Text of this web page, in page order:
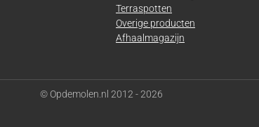
Terraspotten
Overige producten
Afhaalmagazijn
© Opdemolen.nl 2012 - 2026